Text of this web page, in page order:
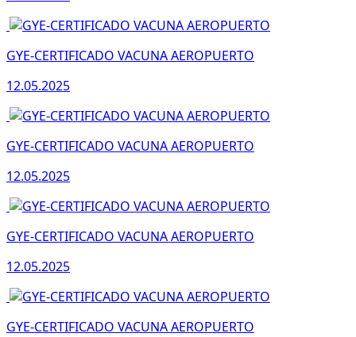
GYE-CERTIFICADO VACUNA AEROPUERTO
12.05.2025
GYE-CERTIFICADO VACUNA AEROPUERTO
12.05.2025
GYE-CERTIFICADO VACUNA AEROPUERTO
12.05.2025
GYE-CERTIFICADO VACUNA AEROPUERTO